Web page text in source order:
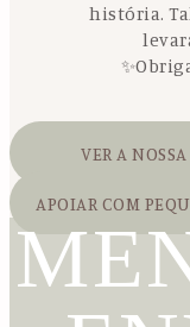
história.
VER A
APOIAR COM